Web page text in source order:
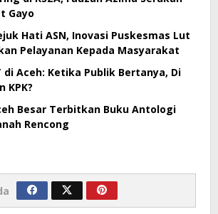
Gayo
Hati ASN, Inovasi Puskesmas Lut
Pelayanan Kepada Masyarakat
di Aceh: Ketika Publik Bertanya, Di
KPK?
Besar Terbitkan Buku Antologi
Rencong